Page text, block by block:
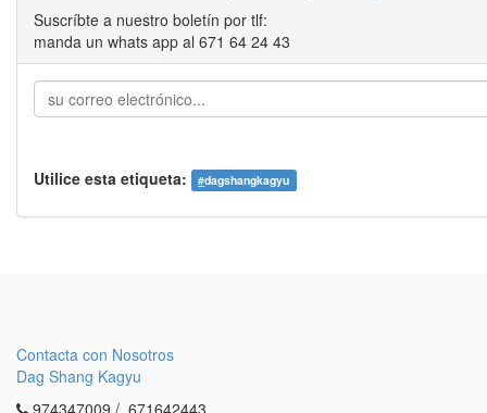
Suscríbte a nuestro boletín por tlf:
manda un whats app al 671 64 24 43
Utilice esta etiqueta: #dagshangkagyu
Contacta con Nosotros
Dag Shang Kagyu
974347009 / 671642443